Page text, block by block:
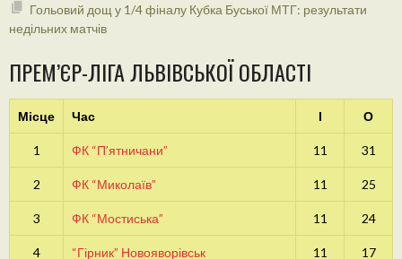
Гольовий дощ у 1/4 фіналу Кубка Буської МТГ: результати
недільних матчів
ПРЕМ’ЄР-ЛІГА ЛЬВІВСЬКОЇ ОБЛАСТІ
Місце Час І О
1 ФК “П’ятничани” 11 31
2 ФК “Миколаїв” 11 25
3 ФК “Мостиська” 11 24
4 “Гірник” Новояворівськ 11 17